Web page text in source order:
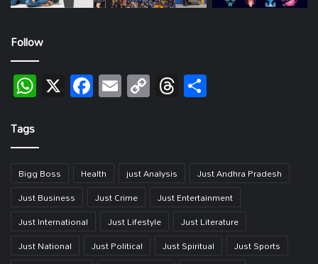
Follow
WhatsApp
X Facebook
EmailCopy
Link
Threads
Tags
Bigg Boss Health just Analysis
Just Andhra Pradesh
Just Business
Just Crime
Just Entertainment
Just International
Just Lifestyle
Just Literature
Just National
Just Political Just Spiritual
Just Sports